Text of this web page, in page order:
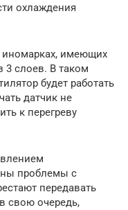
охлаждения
иномарках, имеющих
3 слоев. В таком
будет работать
датчик не
к перегреву
проблемы с
передавать
свою очередь,